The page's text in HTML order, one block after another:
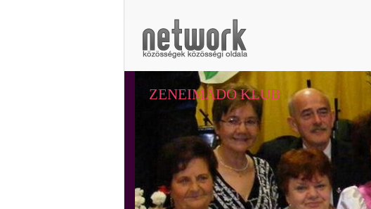
ZENEIMÁDÓ KLUB